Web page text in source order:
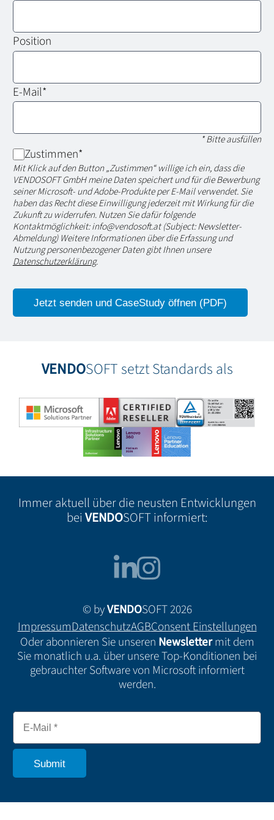
Position
E-Mail*
* Bitte ausfüllen
Zustimmen*
Mit Klick auf den Button „Zustimmen“ willige ich ein, dass die
VENDOSOFT GmbH meine Daten speichert und für die Bewerbung
seiner Microsoft- und Adobe-Produkte per E-Mail verwendet. Sie
haben das Recht diese Einwilligung jederzeit mit Wirkung für die
Zukunft zu widerrufen. Nutzen Sie dafür folgende
Kontaktmöglichkeit: info@vendosoft.at (Subject: Newsletter-
Abmeldung) Weitere Informationen über die Erfassung und
Nutzung personenbezogener Daten gibt Ihnen unsere
Datenschutzerklärung.
VENDOSOFT setzt Standards als
Immer aktuell über die neusten Entwicklungen
bei VENDOSOFT informiert:
© byVENDOSOFT 2026
ImpressumDatenschutzAGBConsent Einstellungen
Oder abonnieren Sie unseren Newslettermit dem
Sie monatlich u.a. über unsere Top-Konditionen bei
gebrauchter Software von Microsoft informiert
werden.